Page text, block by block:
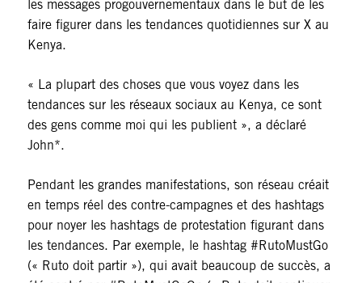
les messages progouvernementaux dans le but de les
faire figurer dans les tendances quotidiennes sur X au
Kenya.
« La plupart des choses que vous voyez dans les
tendances sur les réseaux sociaux au Kenya, ce sont
des gens comme moi qui les publient », a déclaré
John*.
Pendant les grandes manifestations, son réseau créait
en temps réel des contre-campagnes et des hashtags
pour noyer les hashtags de protestation figurant dans
les tendances. Par exemple, le hashtag #RutoMustGo
(« Ruto doit partir »), qui avait beaucoup de succès, a